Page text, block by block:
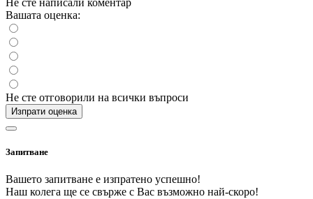
Вашата оценка:
Не сте отговорили на всички въпроси
Изпрати оценка
Запитване
Вашето запитване е изпратено успешно!
Наш колега ще се свърже с Вас възможно най-скоро!